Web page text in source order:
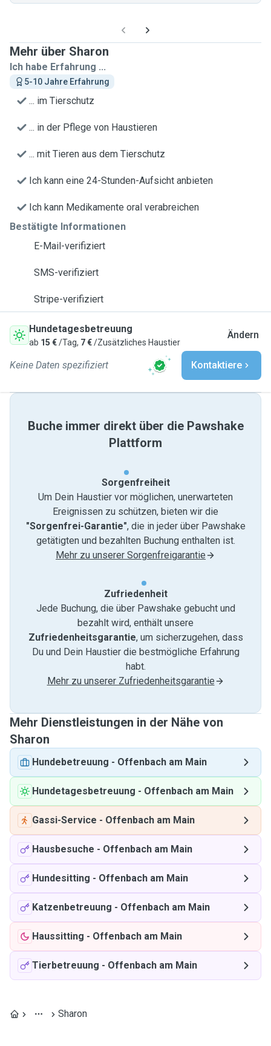
Mehr über Sharon
Ich habe Erfahrung ...
5-10 Jahre Erfahrung
... im Tierschutz
... in der Pflege von Haustieren
... mit Tieren aus dem Tierschutz
Ich kann eine 24-Stunden-Aufsicht anbieten
Ich kann Medikamente oral verabreichen
Bestätigte Informationen
E-Mail-verifiziert
SMS-verifiziert
Stripe-verifiziert
Hundetagesbetreuung
ab 15 €/Tag, 7 €/Zusätzliches Haustier
Ändern
Keine Daten spezifiziert Kontaktiere
Buche immer direkt über die Pawshake
Plattform
Sorgenfreiheit
Um Dein Haustier vor möglichen, unerwarteten
Ereignissen zu schützen, bieten wir die
"Sorgenfrei-Garantie", die in jeder über Pawshake
getätigten und bezahlten Buchung enthalten ist.
Mehr zu unserer Sorgenfreigarantie
Zufriedenheit
Jede Buchung, die über Pawshake gebucht und
bezahlt wird, enthält unsere
Zufriedenheitsgarantie, um sicherzugehen, dass
Du und Dein Haustier die bestmögliche Erfahrung
habt.
Mehr zu unserer Zufriedenheitsgarantie
Mehr Dienstleistungen in der Nähe von
Sharon
Hundebetreuung - Offenbach am Main
Hundetagesbetreuung - Offenbach am Main
Gassi-Service - Offenbach am Main
Hausbesuche - Offenbach am Main
Hundesitting - Offenbach am Main
Katzenbetreuung - Offenbach am Main
Haussitting - Offenbach am Main
Tierbetreuung - Offenbach am Main
Sharon